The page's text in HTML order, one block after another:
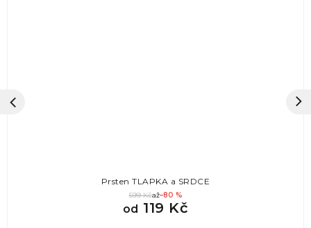
Prsten TLAPKA a SRDCE
599 Kčaž–80 %
od 119 Kč